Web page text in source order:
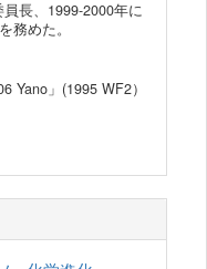
長、1999-2000年に
務めた。
Yano」(1995 WF2）